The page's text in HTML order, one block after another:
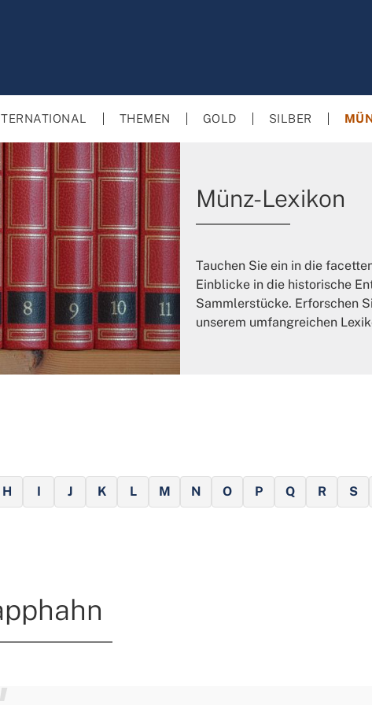
THEMEN GOLD SILBER
Münz-Lexikon
Tauchen Sie ein in die
Einblicke in die historische
Sammlerstücke. Erforschen
unserem umfangreichen
H I J K L M N O P Q R S